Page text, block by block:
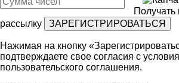
Получать
рассылку
Нажимая на кнопку
подтверждаете свое согласия с
пользовательского соглашения.